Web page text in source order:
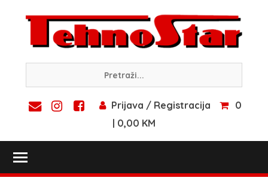
content
Prijava / Registracija
0
| 0,00 KM